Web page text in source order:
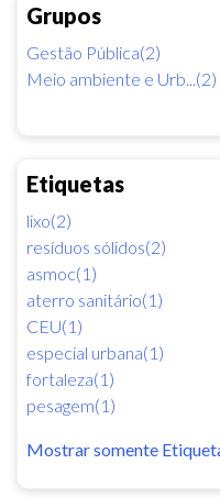
Grupos
Gestão Pública(2)
Meio ambiente e Urb...(2)
Etiquetas
lixo(2)
resíduos sólidos(2)
asmoc(1)
aterro sanitário(1)
CEU(1)
especial urbana(1)
fortaleza(1)
pesagem(1)
Mostrar somente